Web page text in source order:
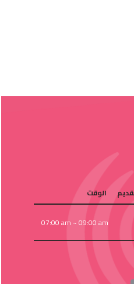
الوقت
07:00 am ~ 09:00 am